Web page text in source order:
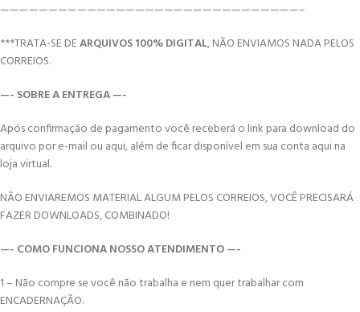
———————————————————————————————–
***TRATA-SE DEARQUIVOS 100% DIGITAL, NÃO ENVIAMOS NADA PELOS
CORREIOS.
—- SOBRE A ENTREGA —-
Após confirmação de pagamento você receberá o link para download do
arquivo por e-mail ou aqui, além de ficar disponível em sua conta aqui na
loja virtual.
NÃO ENVIAREMOS MATERIAL ALGUM PELOS CORREIOS, VOCÊ PRECISARÁ
FAZER DOWNLOADS, COMBINADO!
—- COMO FUNCIONA NOSSO ATENDIMENTO —-
1 – Não compre se você não trabalha e nem quer trabalhar com
ENCADERNAÇÃO.